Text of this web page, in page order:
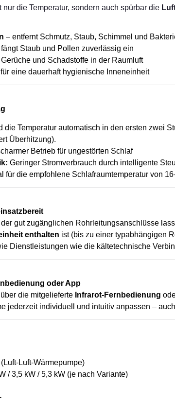
die Temperatur, sondern auch spürbar die
– entfernt Schmutz, Staub, Schimmel und
Staub und Pollen zuverlässig ein
und Schadstoffe in der Raumluft
eine dauerhaft hygienische Inneneinheit
die Temperatur automatisch in den ersten zwei
Überhitzung).
Betrieb für ungestörten Schlaf
Geringer Stromverbrauch durch intelligente
für die empfohlene Schlafraumtemperatur von
gut zugänglichen Rohrleitungsanschlüsse
enthalten ist (bis zu einer typabhängigen
Dienstleistungen wie die kältetechnische
oder App
die mitgelieferte Infrarot-Fernbedienung
jederzeit individuell und intuitiv anpassen –
Luft-Wärmepumpe)
/ 3,5 kW / 5,3 kW (je nach Variante)